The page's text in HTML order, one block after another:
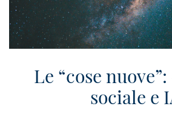
Le “cose
sociale e